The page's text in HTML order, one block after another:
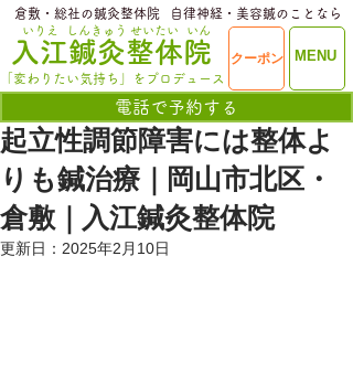
ME
​入江鍼灸整体院
いりえ
MENU
クーポン
電話で予約する
せいたい
しんきゅう いん
「変わりたい気持ち」をプロデュース
​倉敷・総社の鍼灸整体院 ​自律神経・美容鍼のことなら
起立性調節障害には整体よ
りも鍼治療｜岡山市北区・
倉敷｜入江鍼灸整体院
更新日： 2025年2月10日